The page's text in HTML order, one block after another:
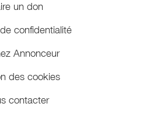
un don
confidentialité
Annonceur
des cookies
contacter